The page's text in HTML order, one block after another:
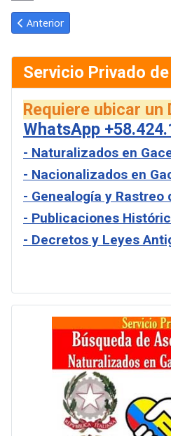
Link
Email
Artículo anterior: Gaceta Oficial
Anterior
Servicio Privado
Requiere ubicar un
WhatsApp
- Naturalizados en
- Nacionalizados en
- Genealogía y Rastreo
- Publicaciones
- Decretos y Leyes